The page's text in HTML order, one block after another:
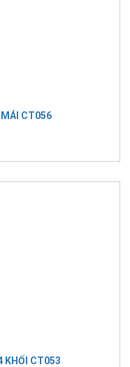
MÁI CT056
KHỐI CT053